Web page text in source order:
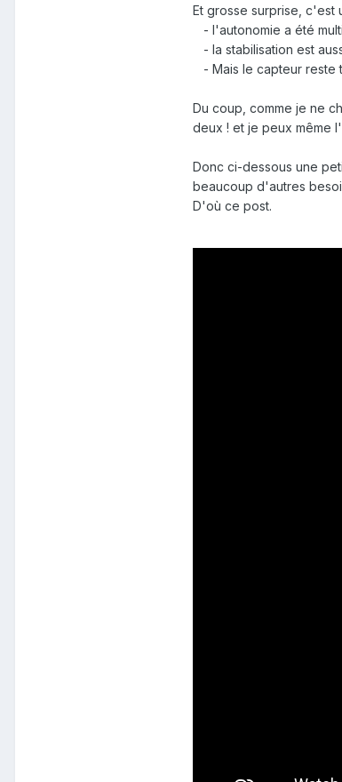
Et grosse surprise, c'est
- l'autonomie a été
- la stabilisation est
- Mais le capteur reste
Du coup, comme je ne
deux ! et je peux même
Donc ci-dessous une
beaucoup d'autres
D'où ce post.